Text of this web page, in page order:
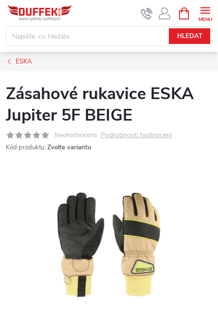
Přejít
obsah
HLEDAT
NÁKUPNÍ
KOŠÍK
ESKA
Zásahové rukavice ESKA
Jupiter 5F BEIGE
Neohodnoceno Podrobnosti hodnocení
Kód produktu: Zvolte variantu